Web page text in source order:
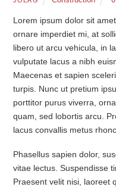
Lorem ipsum dolor sit
ornare imperdiet mi, at
libero ut arcu vehicula, in
vulputate lacus a nibh
Maecenas et sapien
turpis. Nunc ut pretium
porttitor purus viverra,
quam, sed lobortis arcu.
lacus convallis metus
Phasellus sapien dolor,
vitae lectus. Suspendisse
Praesent velit nisi, laoreet